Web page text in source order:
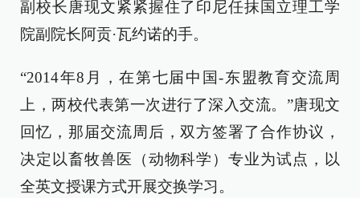
副校长唐现文紧紧握住了印尼任抹国立理工学
院副院长阿贡·瓦约诺的手。
“2014年8月，在第七届中国-东盟教育交流周
上，两校代表第一次进行了深入交流。”唐现文
回忆，那届交流周后，双方签署了合作协议，
决定以畜牧兽医（动物科学）专业为试点，以
全英文授课方式开展交换学习。